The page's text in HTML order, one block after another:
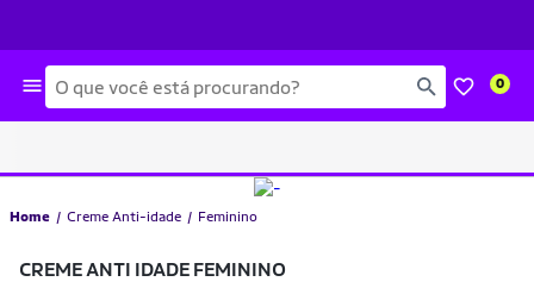
Busca 0
Home Creme Anti-idade Feminino
CREME ANTI IDADE FEMININO